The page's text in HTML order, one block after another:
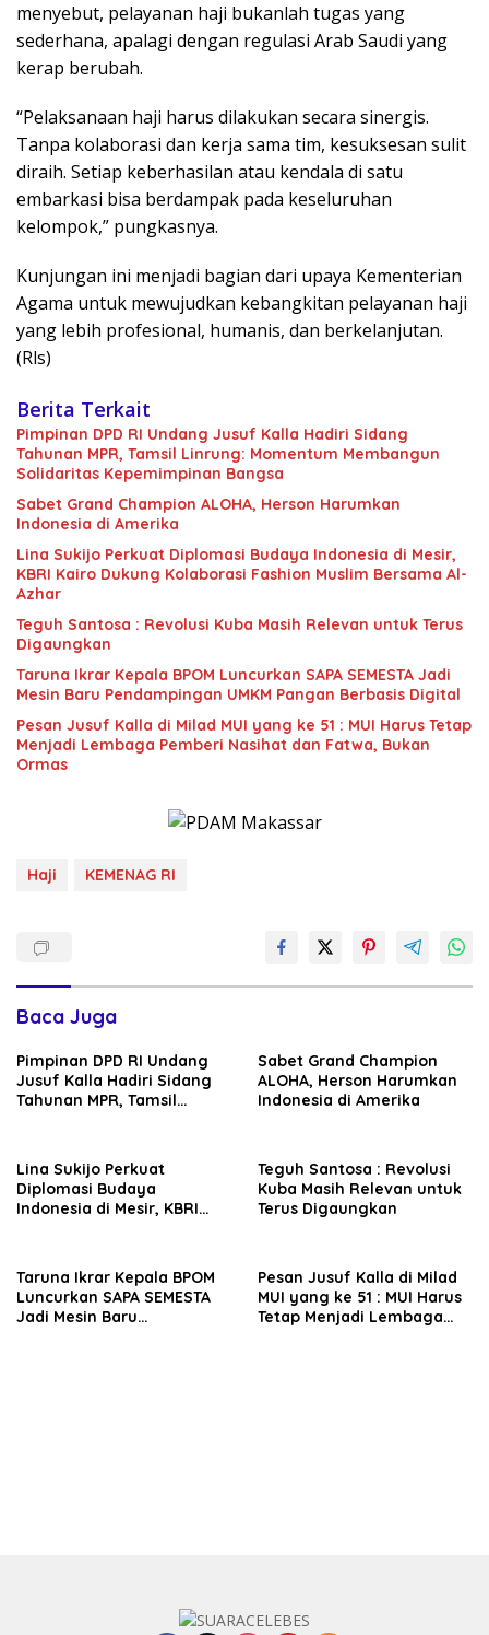
menyebut, pelayanan haji bukanlah tugas yang
sederhana, apalagi dengan regulasi Arab Saudi yang
kerap berubah.
“Pelaksanaan haji harus dilakukan secara sinergis.
Tanpa kolaborasi dan kerja sama tim, kesuksesan sulit
diraih. Setiap keberhasilan atau kendala di satu
embarkasi bisa berdampak pada keseluruhan
kelompok,” pungkasnya.
Kunjungan ini menjadi bagian dari upaya Kementerian
Agama untuk mewujudkan kebangkitan pelayanan haji
yang lebih profesional, humanis, dan berkelanjutan.
(Rls)
Berita Terkait
Pimpinan DPD RI Undang Jusuf Kalla Hadiri Sidang
Tahunan MPR, Tamsil Linrung: Momentum Membangun
Solidaritas Kepemimpinan Bangsa
Sabet Grand Champion ALOHA, Herson Harumkan
Indonesia di Amerika
Lina Sukijo Perkuat Diplomasi Budaya Indonesia di Mesir,
KBRI Kairo Dukung Kolaborasi Fashion Muslim Bersama Al-
Azhar
Teguh Santosa : Revolusi Kuba Masih Relevan untuk Terus
Digaungkan
Taruna Ikrar Kepala BPOM Luncurkan SAPA SEMESTA Jadi
Mesin Baru Pendampingan UMKM Pangan Berbasis Digital
Pesan Jusuf Kalla di Milad MUI yang ke 51 : MUI Harus Tetap
Menjadi Lembaga Pemberi Nasihat dan Fatwa, Bukan
Ormas
Haji KEMENAG RI
Baca Juga
Pimpinan DPD RI Undang
Jusuf Kalla Hadiri Sidang
Tahunan MPR, Tamsil
Kepemimpinan Bangsa
Sabet Grand Champion
ALOHA, Herson Harumkan
Indonesia di Amerika
Lina Sukijo Perkuat
Diplomasi Budaya
Indonesia di Mesir, KBRI
Al-Azhar
Teguh Santosa : Revolusi
Kuba Masih Relevan untuk
Terus Digaungkan
Taruna Ikrar Kepala BPOM
Luncurkan SAPA SEMESTA
Jadi Mesin Baru
Pesan Jusuf Kalla di Milad
MUI yang ke 51 : MUI Harus
Tetap Menjadi Lembaga